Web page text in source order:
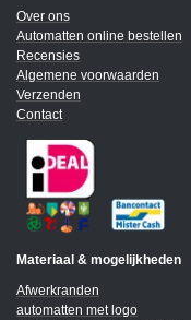
Over ons
Automatten online bestellen
Recensies
Algemene voorwaarden
Verzenden
Contact
Materiaal & mogelijkheden
Afwerkranden
automatten met logo